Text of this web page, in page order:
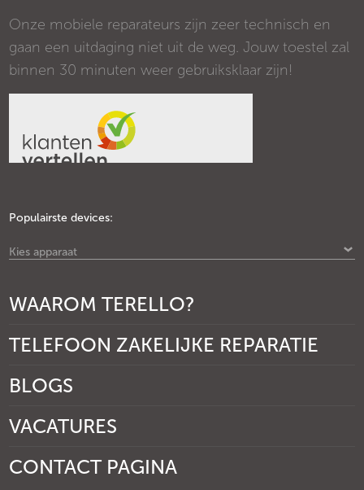
Onze mobiele reparateurs zijn zeer technisch en
gaan een uitdaging niet uit de weg. Jouw toestel zal
binnen 30 minuten weer gebruiksklaar zijn!
Populairste devices:
Kies apparaat
WAAROM TERELLO?
TELEFOON ZAKELIJKE REPARATIE
BLOGS
VACATURES
CONTACT PAGINA